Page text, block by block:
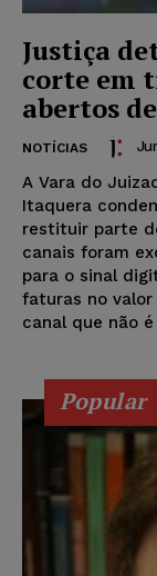
Justiça
corte em
abertos
NOTÍCIAS
A Vara do
Itaquera
restituir parte
canais foram
para o sinal
faturas no valor
canal que não
Popular